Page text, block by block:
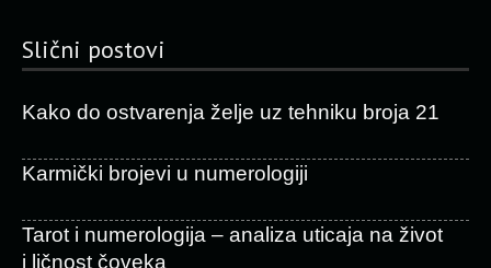
Slični postovi
Kako do ostvarenja želje uz tehniku broja 21
Karmički brojevi u numerologiji
Tarot i numerologija – analiza uticaja na život
i ličnost čoveka